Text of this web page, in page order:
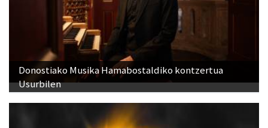
Donostiako Musika Hamabostaldiko kontzertua
Usurbilen